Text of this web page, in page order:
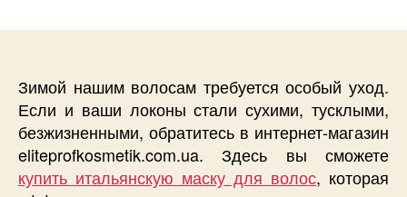
Зимой нашим волосам требуется особый уход.
Если и ваши локоны стали сухими, тусклыми,
безжизненными, обратитесь в интернет-магазин
eliteprofkosmetik.com.ua. Здесь вы сможете
купить итальянскую маску для волос, которая